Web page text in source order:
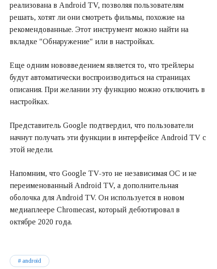
реализована в Android TV, позволяя пользователям
решать, хотят ли они смотреть фильмы, похожие на
рекомендованные. Этот инструмент можно найти на
вкладке "Обнаружение" или в настройках.
Еще одним нововведением является то, что трейлеры
будут автоматически воспроизводиться на страницах
описания. При желании эту функцию можно отключить в
настройках.
Представитель Google подтвердил, что пользователи
начнут получать эти функции в интерфейсе Android TV с
этой недели.
Напомним, что Google TV-это не независимая ОС и не
переименованный Android TV, а дополнительная
оболочка для Android TV. Он используется в новом
медиаплеере Chromecast, который дебютировал в
октябре 2020 года.
android